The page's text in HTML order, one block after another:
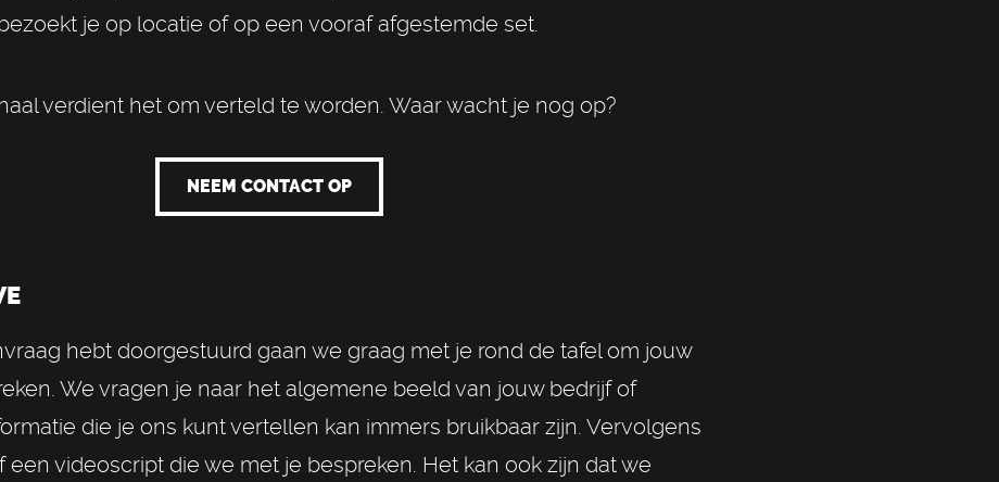
je op locatie of op een vooraf afgestemde set.
verdient het om verteld te worden. Waar wacht je nog op?
NEEM CONTACT OP
hebt doorgestuurd gaan we graag met je rond de tafel om jouw
We vragen je naar het algemene beeld van jouw bedrijf of
die je ons kunt vertellen kan immers bruikbaar zijn. Vervolgens
een videoscript die we met je bespreken. Het kan ook zijn dat we